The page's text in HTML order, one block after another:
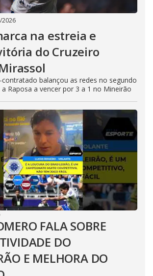
2026
na estreia e
do Cruzeiro
balançou as redes no segundo
Raposa a vencer por 3 a 1 no Mineirão
FALA SOBRE
DO
E MELHORA DO